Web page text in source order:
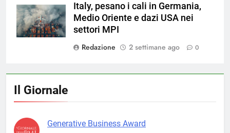
magnific
Italy, pesano i cali in Germania,
Medio Oriente e dazi USA nei
settori MPI
Redazione
2 settimane ago 0
Il Giornale
Generative Business Award